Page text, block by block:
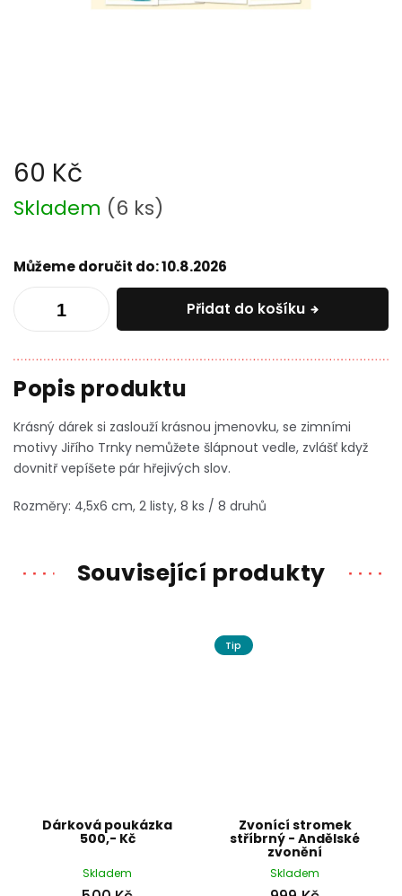
60 Kč
Měrná
cena:
Skladem (6 ks)
Můžeme doručit do:10.8.2026
Přidat do košíku
Krásný dárek si zaslouží krásnou jmenovku, se zimními
motivy Jiřího Trnky nemůžete šlápnout vedle, zvlášť když
dovnitř vepíšete pár hřejivých slov.
Rozměry: 4,5x6 cm, 2 listy, 8 ks / 8 druhů
Související produkty
Dárková poukázka
500,- Kč
Skladem
Tip
Zvonící stromek
stříbrný - Andělské
zvonění
Skladem